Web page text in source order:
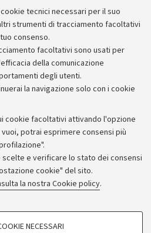
tecnici necessari per il suo
strumenti di tracciamento facoltativi
consenso.
facoltativi sono usati per
della comunicazione
degli utenti.
la navigazione solo con i cookie
cookie facoltativi attivando l'opzione
potrai esprimere consensi più
e verificare lo stato dei consensi
cookie" del sito.
la nostra Cookie policy.
- FACOLTATIVI
NECESSARI
community
strategico
Bilanci
e 5x1000
gare e concorsi
online
trasparente
di notifica
sul sito e accessibilità
di accessibilità